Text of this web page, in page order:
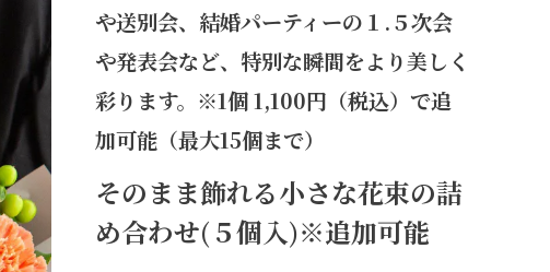
～
検索
や送別会、結婚パーティーの１.５次会
や発表会など、特別な瞬間をより美しく
彩ります。※1個 1,100円（税込）で追
加可能（最大15個まで）
そのまま飾れる小さな花束の詰
め合わせ(５個入)※追加可能